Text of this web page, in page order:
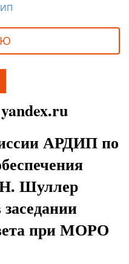
АРДИП по
Шуллер
при МОРО